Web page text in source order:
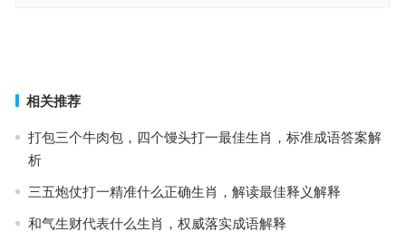
相关推荐
打包三个牛肉包，四个馒头打一最佳生肖，标准成语答案解
析
三五炮仗打一精准什么正确生肖，解读最佳释义解释
和气生财代表什么生肖，权威落实成语解释